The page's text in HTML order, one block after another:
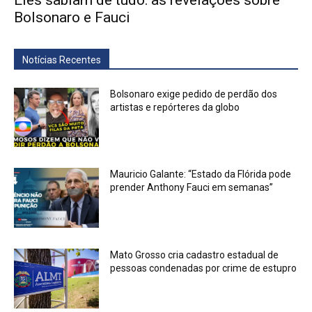
Bolsonaro e Fauci
Notícias Recentes
Bolsonaro exige pedido de perdão dos
artistas e repórteres da globo
Mauricio Galante: “Estado da Flórida pode
prender Anthony Fauci em semanas”
Mato Grosso cria cadastro estadual de
pessoas condenadas por crime de estupro